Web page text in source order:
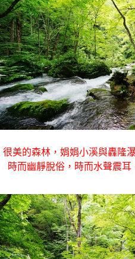
很美的森林，娟娟小溪與轟隆
時而幽靜脫俗，時而水聲震耳